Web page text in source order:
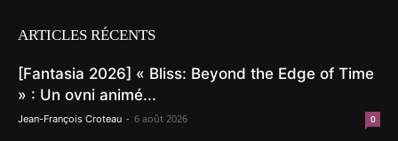
ARTICLES RÉCENTS
[Fantasia 2026] « Bliss: Beyond the Edge of Time
» : Un ovni animé...
Jean-François Croteau - 6 août 2026 0